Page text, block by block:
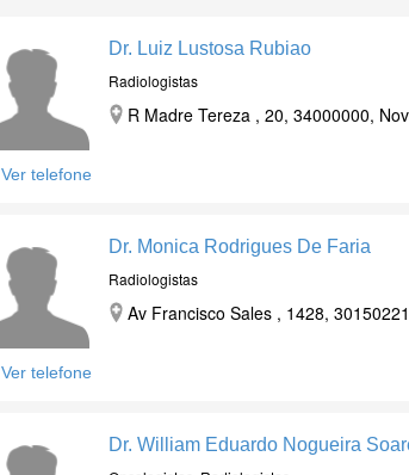
Ver telefone
Dr. Luiz Lustosa Rubiao
Radiologistas
R Madre Tereza , 20, 34000000,
Ver telefone
Dr. Monica Rodrigues De Faria
Radiologistas
Av Francisco Sales , 1428,
Dr. William Eduardo Nogueira